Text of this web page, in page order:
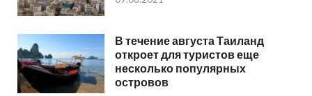
В течение августа Таиланд
откроет для туристов еще
несколько популярных
островов